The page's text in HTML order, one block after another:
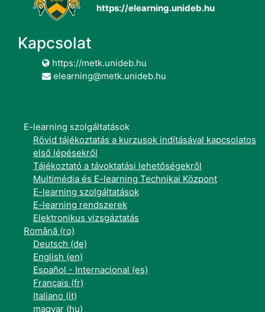
https://elearning.unideb.hu
Kapcsolat
https://metk.unideb.hu
elearning@metk.unideb.hu
E-learning szolgáltatások
Rövid tájékoztatás a kurzusok indításával kapcsolatos
első lépésekről
Tájékoztató a távoktatási lehetőségekről
Multimédia és E-learning Technikai Központ
E-learning szolgáltatások
E-learning rendszerek
Elektronikus vizsgáztatás
Română ‎(ro)‎
Deutsch ‎(de)‎
English ‎(en)‎
Español - Internacional ‎(es)‎
Français ‎(fr)‎
Italiano ‎(it)‎
magyar ‎(hu)‎